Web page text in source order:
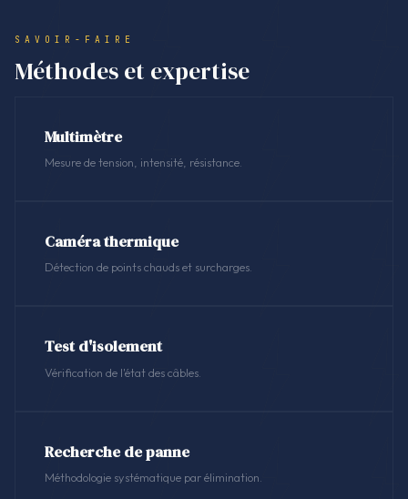
SAVOIR-FAIRE
Méthodes et expertise
Multimètre
Mesure de tension, intensité, résistance.
Caméra thermique
Détection de points chauds et surcharges.
Test d'isolement
Vérification de l'état des câbles.
Recherche de panne
Méthodologie systématique par élimination.